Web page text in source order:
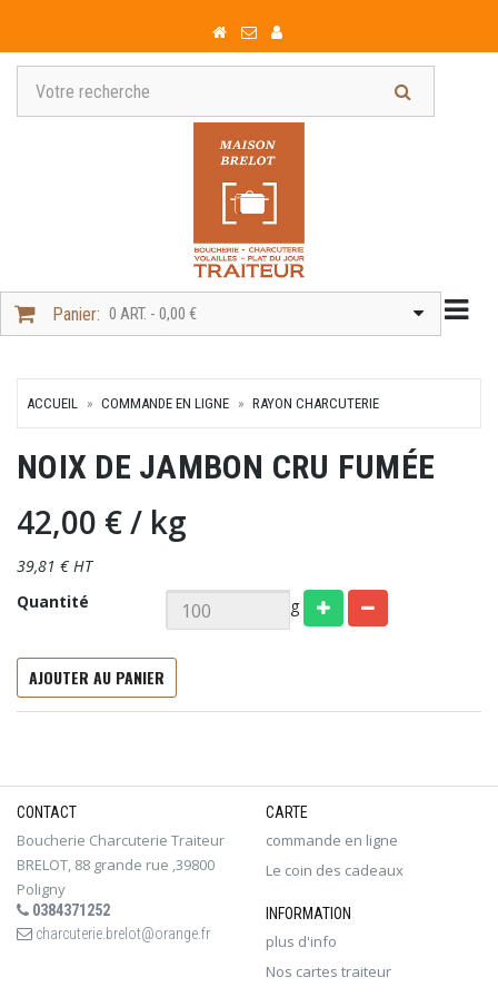
Panier: 0 ART. - 0,00 €
ACCUEIL COMMANDE EN LIGNE RAYON CHARCUTERIE
NOIX DE JAMBON CRU FUMÉE
42,00 €/ kg
39,81 € HT
Quantité
g
AJOUTER AU PANIER
CONTACT
Boucherie Charcuterie Traiteur
BRELOT, 88 grande rue ,39800
Poligny
0384371252
charcuterie.brelot@orange.fr
CARTE
commande en ligne
Le coin des cadeaux
INFORMATION
plus d'info
Nos cartes traiteur